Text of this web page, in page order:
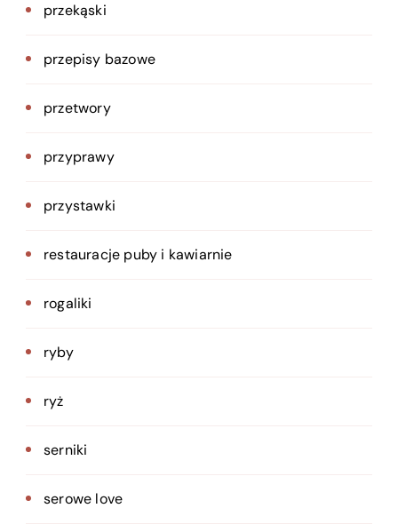
przekąski
przepisy bazowe
przetwory
przyprawy
przystawki
restauracje puby i kawiarnie
rogaliki
ryby
ryż
serniki
serowe love